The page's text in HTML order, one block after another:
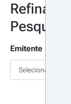
Refinar
Pesquisa
Emitente
Selecionar